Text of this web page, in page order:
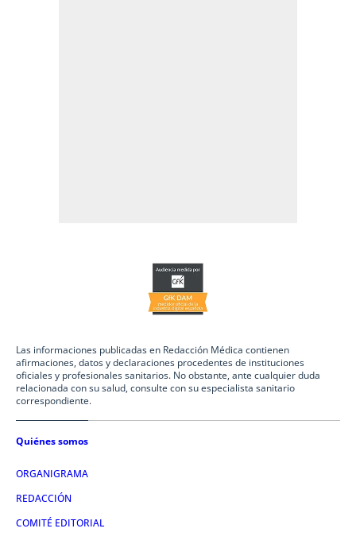
Las informaciones publicadas en Redacción Médica contienen
afirmaciones, datos y declaraciones procedentes de instituciones
oficiales y profesionales sanitarios. No obstante, ante cualquier duda
relacionada con su salud, consulte con su especialista sanitario
correspondiente.
Quiénes somos
ORGANIGRAMA
REDACCIÓN
COMITÉ EDITORIAL